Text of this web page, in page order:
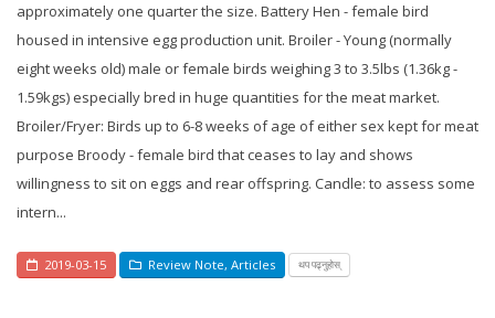
approximately one quarter the size. Battery Hen - female bird
housed in intensive egg production unit. Broiler - Young (normally
eight weeks old) male or female birds weighing 3 to 3.5lbs (1.36kg -
1.59kgs) especially bred in huge quantities for the meat market.
Broiler/Fryer: Birds up to 6-8 weeks of age of either sex kept for meat
purpose Broody - female bird that ceases to lay and shows
willingness to sit on eggs and rear offspring. Candle: to assess some
intern...
2019-03-15 Review Note, Articles थप पढ्नुहोस्